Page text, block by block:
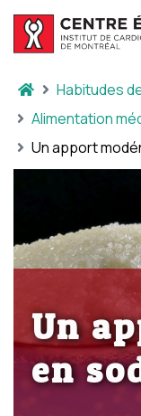
Habitudes
Alimentation
Un apport
Un
en